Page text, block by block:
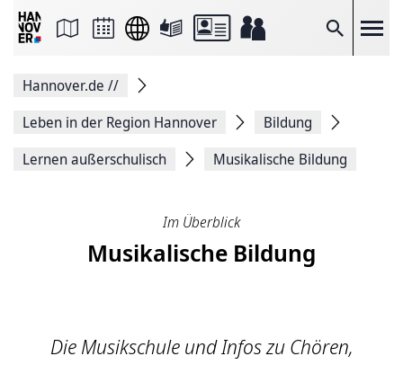
Suche
Seite
Facebook
teilen
Seitenlink
Hannover.de //
Leben in der Region Hannover
Bildung
Lernen außerschulisch
Musikalische Bildung
Im Überblick
Musikalische Bildung
Die Musikschule und Infos zu Chören,